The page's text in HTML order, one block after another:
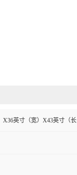
X36英寸（宽）X43英寸（长